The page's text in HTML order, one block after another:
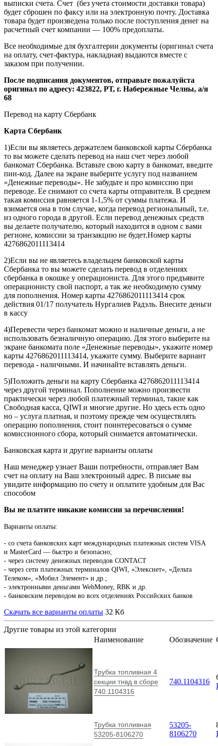
выписки счета. Счет (без учета стоимости доставки товара)
будет сброшен по факсу или на электронную почту. Доставка
товара будет произведена только после поступления денег на
расчетный счет компании — 100% предоплаты.
Все необходимые для бухгалтерии документы (оригинал счета
на оплату, счет-фактура, накладная) выдаются вместе с
заказом при получении.
После подписания документов, отправьте пожалуйста
оригинал по адресу: 423822, РТ, г. Набережные Челны, а/я
68
Перевод на карту Сбербанк
Карта Сбербанк
1)Если вы являетесь держателем банковской карты Сбербанка
то вы можете сделать перевод на наш счет через любой
банкомат Сбербанка. Вставьте свою карту в банкомат, введите
пин-код. Далее на экране выберите услугу под названием
«Денежные переводы». Не забудьте и про комиссию при
переводе. Ее снимают со счета карты отправителя. В среднем
такая комиссия равняется 1-1,5% от суммы платежа. И
взимается она в том случае, когда перевод региональный, т.е.
из одного города в другой. Если перевод денежных средств
вы делаете получателю, который находится в одном с вами
регионе, комиссии за транзакцию не будет.Номер карты
4276862011113414
2)Если вы не являетесь владельцем банковской карты
Сбербанка то вы можете сделать перевод в отделениях
сбербанка в окошке у операциониста. Для этого предъявите
операционисту свой паспорт, а так же необходимую сумму
для пополнения. Номер карты 4276862011113414 срок
действия 01/17 получатель Нургалиев Радэль. Внесите деньги
в кассу
4)Перевести через банкомат можно и наличные деньги, а не
использовать безналичную операцию. Для этого выберите на
экране банкомата поле «Денежные переводы», укажите номер
карты 4276862011113414, укажите сумму. Выберите вариант
перевода - наличными. И начинайте вставлять деньги.
5)Положить деньги на карту Сбербанка 4276862011113414
через другой терминал. Пополнение можно произвести
практически через любой платежный терминал, такие как
Свободная касса, QIWI и многие другие. Но здесь есть одно
но – услуга платная, и поэтому прежде чем осуществлять
операцию пополнения, стоит поинтересоваться о сумме
комиссионного сбора, который снимается автоматически.
Банковская карта и другие варианты оплаты
Наш менеджер узнает Ваши потребности, отправляет Вам
счет на оплату на Ваш электронный адрес. В письме вы
увидите информацию по счету и оплатите удобным для Вас
способом
Вы не платите никакие комиссии за перечисления!
Варианты оплаты:
- со счета банковских карт международных платежных систем VISA
и MasterCard — быстро и безопасно;
- через систему денежных переводов CONTACT
- через сети платежных терминалов QIWI, «Элекснет», «Дельта
Телеком», «Мобил Элемент» и др.;
- электронными деньгами WebMoney, RBK и др.
- банковским переводом во всех отделениях Российских банков
Скачать все варианты оплаты 32 Кб
Другие товары из этой категории
Наименование
Обозначение
Трубка топливная 4
секции тнвд в сборе
740.1104316
740.1104316
Трубка топливная
53205-8106270
53205-
8106270